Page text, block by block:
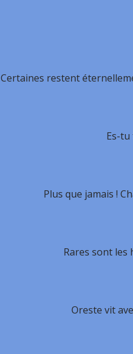
Certaines restent
Es-
Plus que jamais !
Rares sont les
Oreste vit